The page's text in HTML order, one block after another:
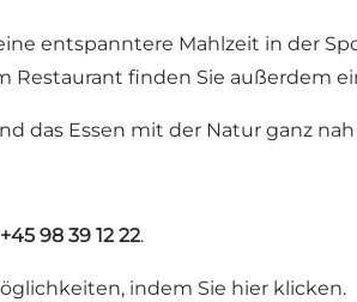
entspanntere Mahlzeit in der
finden Sie außerdem
das Essen mit der Natur ganz
+45 98 39 12 22.
indem Sie hier klicken.